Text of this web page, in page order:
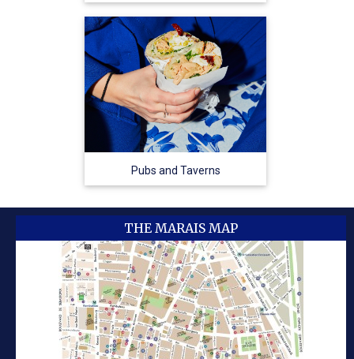
Pubs and Taverns
THE MARAIS MAP